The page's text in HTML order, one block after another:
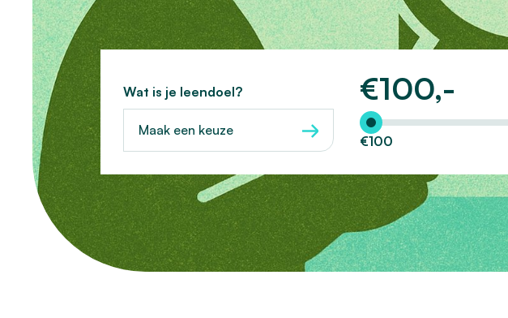
Wat is je leendoel?
Maak een keuze
€100,-
Hoeveel wilt u lenen?
€100